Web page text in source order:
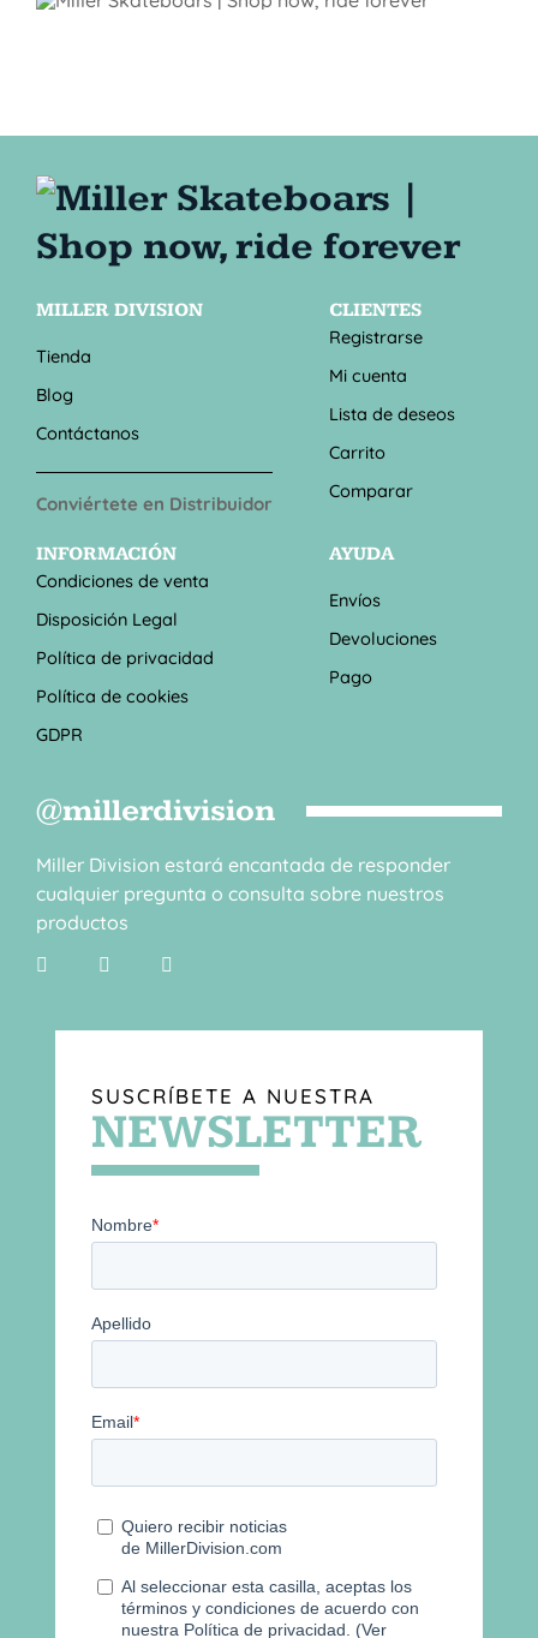
MILLER DIVISION
Tienda
Blog
Contáctanos
Conviértete en Distribuidor
CLIENTES
Registrarse
Mi cuenta
Lista de deseos
Carrito
Comparar
INFORMACIÓN
Condiciones de venta
Disposición Legal
Política de privacidad
Política de cookies
GDPR
AYUDA
Envíos
Devoluciones
Pago
@millerdivision
Miller Division estará encantada de responder
cualquier pregunta o consulta sobre nuestros
productos
SUSCRÍBETE A NUESTRA
NEWSLETTER